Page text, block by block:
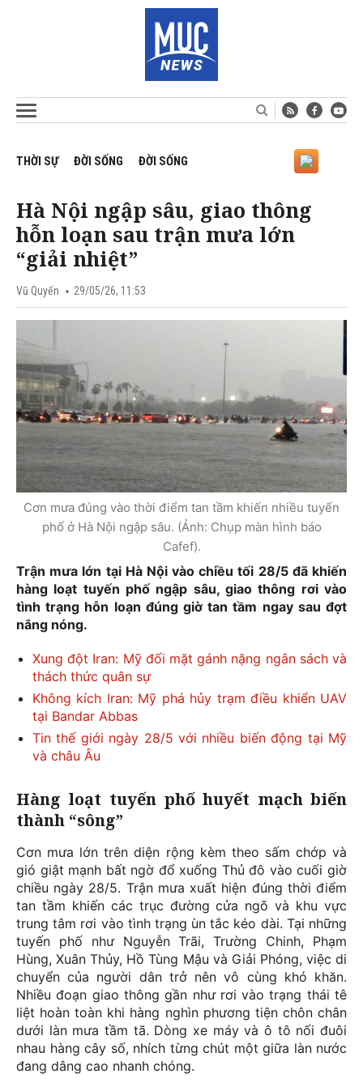
THỜI SỰ ĐỜI SỐNG ĐỜI SỐNG
Hà Nội ngập sâu, giao thông
hỗn loạn sau trận mưa lớn
“giải nhiệt”
Vũ Quyến 29/05/26, 11:53
Cơn mưa đúng vào thời điểm tan tầm khiến nhiều tuyến
phố ở Hà Nội ngập sâu. (Ảnh: Chụp màn hình báo
Cafef).
Trận mưa lớn tại Hà Nội vào chiều tối 28/5 đã khiến
hàng loạt tuyến phố ngập sâu, giao thông rơi vào
tình trạng hỗn loạn đúng giờ tan tầm ngay sau đợt
nắng nóng.
Xung đột Iran: Mỹ đối mặt gánh nặng ngân sách và
thách thức quân sự
Không kích Iran: Mỹ phá hủy trạm điều khiển UAV
tại Bandar Abbas
Tin thế giới ngày 28/5 với nhiều biến động tại Mỹ
và châu Âu
Hàng loạt tuyến phố huyết mạch biến
thành “sông”
Cơn mưa lớn trên diện rộng kèm theo sấm chớp và
gió giật mạnh bất ngờ đổ xuống Thủ đô vào cuối giờ
chiều ngày 28/5. Trận mưa xuất hiện đúng thời điểm
tan tầm khiến các trục đường cửa ngõ và khu vực
trung tâm rơi vào tình trạng ùn tắc kéo dài. Tại những
tuyến phố như Nguyễn Trãi, Trường Chinh, Phạm
Hùng, Xuân Thủy, Hồ Tùng Mậu và Giải Phóng, việc di
chuyển của người dân trở nên vô cùng khó khăn.
Nhiều đoạn giao thông gần như rơi vào trạng thái tê
liệt hoàn toàn khi hàng nghìn phương tiện chôn chân
dưới làn mưa tầm tã. Dòng xe máy và ô tô nối đuôi
nhau hàng cây số, nhích từng chút một giữa làn nước
đang dâng cao nhanh chóng.